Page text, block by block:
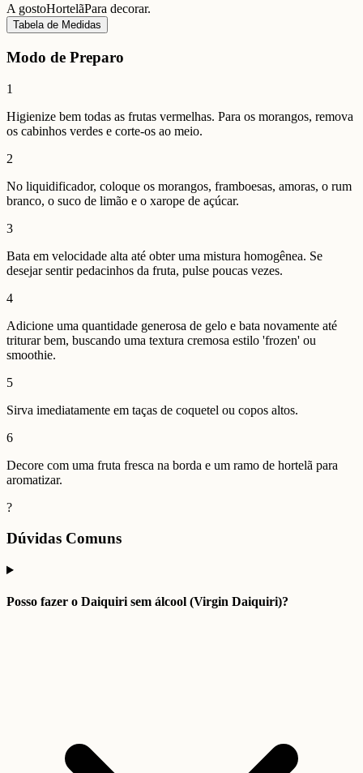
A gostoHortelãPara decorar.
Tabela de Medidas
Modo de Preparo
1
Higienize bem todas as frutas vermelhas. Para os morangos, remova
os cabinhos verdes e corte-os ao meio.
2
No liquidificador, coloque os morangos, framboesas, amoras, o rum
branco, o suco de limão e o xarope de açúcar.
3
Bata em velocidade alta até obter uma mistura homogênea. Se
desejar sentir pedacinhos da fruta, pulse poucas vezes.
4
Adicione uma quantidade generosa de gelo e bata novamente até
triturar bem, buscando uma textura cremosa estilo 'frozen' ou
smoothie.
5
Sirva imediatamente em taças de coquetel ou copos altos.
6
Decore com uma fruta fresca na borda e um ramo de hortelã para
aromatizar.
?
Dúvidas Comuns
Posso fazer o Daiquiri sem álcool (Virgin Daiquiri)?